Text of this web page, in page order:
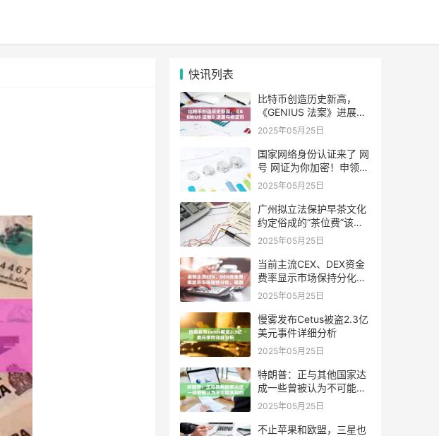
快讯列表
比特币创造历史新高，
《GENIUS 法案》进展与
稳定币双增长引领市场回
2025年05月25日
国家网络身份认证来了 网
号 网证为你加密！申领攻
略→
2025年05月25日
广州拟立法保护早茶文化
约定俗成的“茶位费”该不
该收?
2025年05月25日
当前主流CEX、DEX资金
费率显示市场保持分化，
看跌与中立并存
2025年05月25日
慢雾发布Cetus被盗2.3亿
美元事件详细分析
2025年05月25日
特朗普：正与其他国家达
成一些曾被认为不可能实
现的协议
2025年05月25日
不止苹果和欧盟，三星也